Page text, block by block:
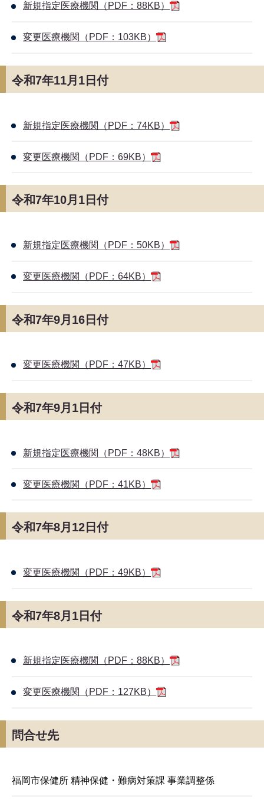
新規指定医療機関（PDF：88KB）
変更医療機関（PDF：103KB）
令和7年11月1日付
新規指定医療機関（PDF：74KB）
変更医療機関（PDF：69KB）
令和7年10月1日付
新規指定医療機関（PDF：50KB）
変更医療機関（PDF：64KB）
令和7年9月16日付
変更医療機関（PDF：47KB）
令和7年9月1日付
新規指定医療機関（PDF：48KB）
変更医療機関（PDF：41KB）
令和7年8月12日付
変更医療機関（PDF：49KB）
令和7年8月1日付
新規指定医療機関（PDF：88KB）
変更医療機関（PDF：127KB）
問合せ先
福岡市保健所 精神保健・難病対策課 事業調整係